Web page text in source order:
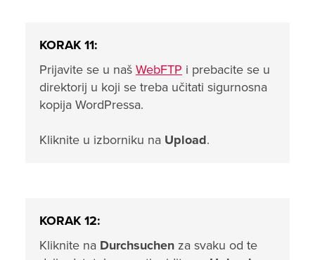
KORAK 11:
Prijavite se u naš WebFTP i prebacite se u
direktorij u koji se treba učitati sigurnosna
kopija WordPressa.
Kliknite u izborniku na Upload.
KORAK 12:
Kliknite na Durchsuchen za svaku od te